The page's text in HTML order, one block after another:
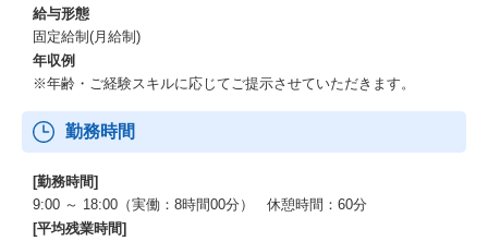
給与形態
固定給制(月給制)
年収例
※年齢・ご経験スキルに応じてご提示させていただきます。
勤務時間
[勤務時間]
9:00 ～ 18:00（実働：8時間00分） 休憩時間：60分
[平均残業時間]